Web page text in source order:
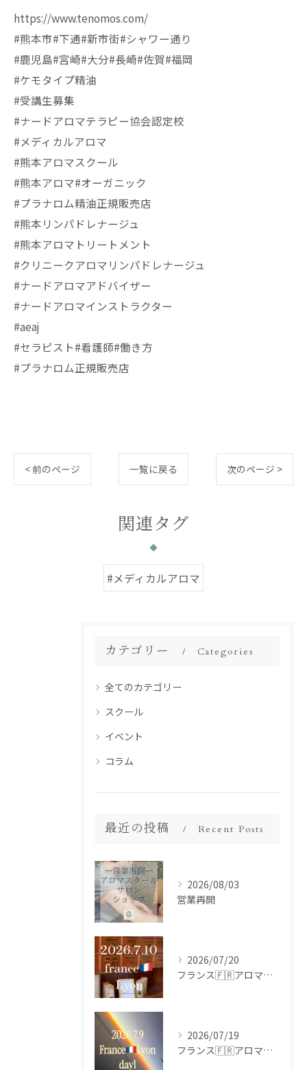
https://www.tenomos.com/
#熊本市#下通#新市街#シャワー通り
#鹿児島#宮崎#大分#長崎#佐賀#福岡
#ケモタイプ精油
#受講生募集
#ナードアロマテラピー協会認定校
#メディカルアロマ
#熊本アロマスクール
#熊本アロマ#オーガニック
#プラナロム精油正規販売店
#熊本リンパドレナージュ
#熊本アロマトリートメント
#クリニークアロマリンパドレナージュ
#ナードアロマアドバイザー
#ナードアロマインストラクター
#aeaj
#セラピスト#看護師#働き方
#プラナロム正規販売店
< 前のページ 一覧に戻る 次のページ >
関連タグ
#メディカルアロマ
カテゴリー Categories
全てのカテゴリー
スクール
イベント
コラム
最近の投稿 Recent Posts
2026/08/03
営業再開
2026/07/20
フランス🇫🇷アロマ研修ツアー𝗱𝗮𝘆𝟮
2026/07/19
フランス🇫🇷アロマ研修ツアー𝗱𝗮𝘆𝟭